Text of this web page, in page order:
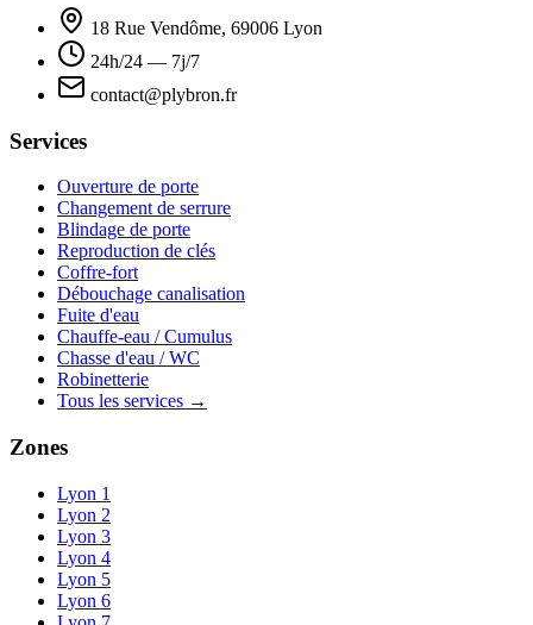
18 Rue Vendôme, 69006 Lyon
24h/24 — 7j/7
contact@plybron.fr
Services
Ouverture de porte
Changement de serrure
Blindage de porte
Reproduction de clés
Coffre-fort
Débouchage canalisation
Fuite d'eau
Chauffe-eau / Cumulus
Chasse d'eau / WC
Robinetterie
Tous les services →
Zones
Lyon 1
Lyon 2
Lyon 3
Lyon 4
Lyon 5
Lyon 6